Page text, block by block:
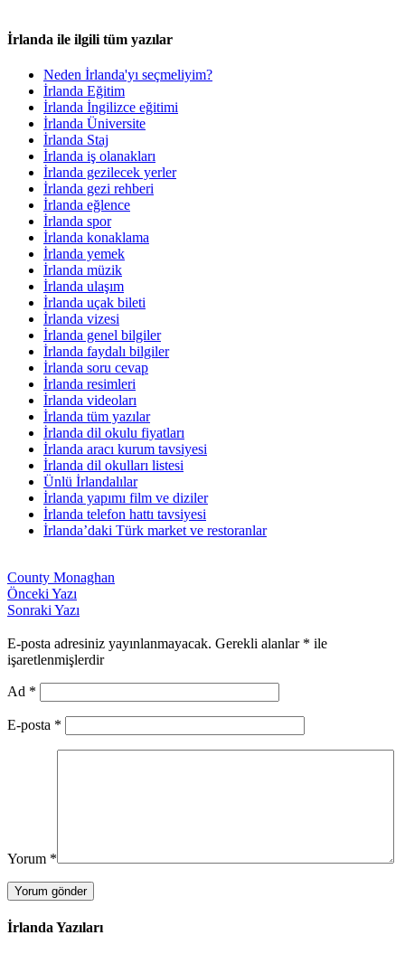
İrlanda ile ilgili tüm yazılar
Neden İrlanda'yı seçmeliyim?
İrlanda Eğitim
İrlanda İngilizce eğitimi
İrlanda Üniversite
İrlanda Staj
İrlanda iş olanakları
İrlanda gezilecek yerler
İrlanda gezi rehberi
İrlanda eğlence
İrlanda spor
İrlanda konaklama
İrlanda yemek
İrlanda müzik
İrlanda ulaşım
İrlanda uçak bileti
İrlanda vizesi
İrlanda genel bilgiler
İrlanda faydalı bilgiler
İrlanda soru cevap
İrlanda resimleri
İrlanda videoları
İrlanda tüm yazılar
İrlanda dil okulu fiyatları
İrlanda aracı kurum tavsiyesi
İrlanda dil okulları listesi
Ünlü İrlandalılar
İrlanda yapımı film ve diziler
İrlanda telefon hattı tavsiyesi
İrlanda’daki Türk market ve restoranlar
County Monaghan
Önceki Yazı
Sonraki Yazı
E-posta adresiniz yayınlanmayacak. Gerekli alanlar * ile
işaretlenmişlerdir
Ad *
E-posta *
Yorum *
İrlanda Yazıları